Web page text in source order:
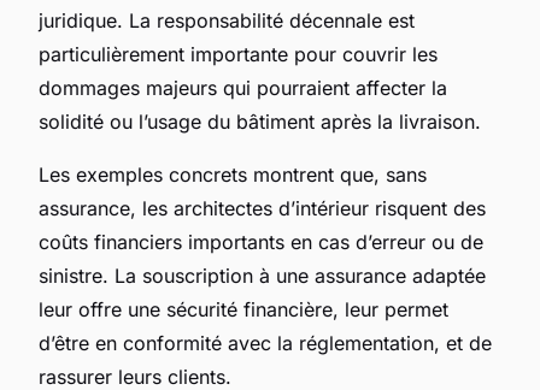
juridique. La responsabilité décennale est
particulièrement importante pour couvrir les
dommages majeurs qui pourraient affecter la
solidité ou l’usage du bâtiment après la livraison.
Les exemples concrets montrent que, sans
assurance, les architectes d’intérieur risquent des
coûts financiers importants en cas d’erreur ou de
sinistre. La souscription à une assurance adaptée
leur offre une sécurité financière, leur permet
d’être en conformité avec la réglementation, et de
rassurer leurs clients.